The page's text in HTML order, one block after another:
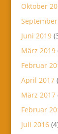
Oktober
Juni 2019
März 2019
Februar
April 2017
März 2017
Februar
Juli 2016